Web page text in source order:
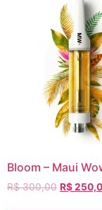
Bloom – Maui
R$300,00 R$